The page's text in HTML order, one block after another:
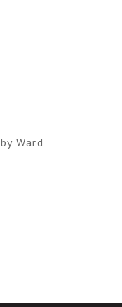
Ward